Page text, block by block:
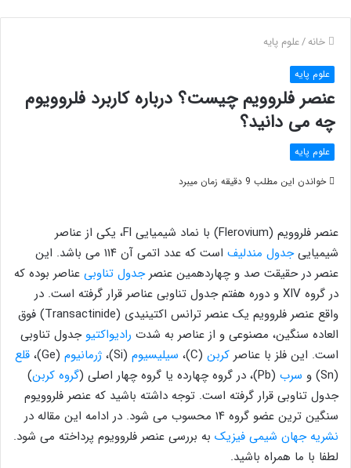
خانه/علوم پایه
علوم پایه
عنصر فلروویم چیست؟ درباره کاربرد فلروویوم
چه می دانید؟
علوم پایه
خواندن این مطلب 9 دقیقه زمان میبرد
عنصر فلروویم (Flerovium) با نماد شیمیایی Fl، یکی از عناصر
شیمیاییجدول مندلیف
است که عدد اتمی آن ۱۱۴ می باشد. این
عنصر در حقیقت صد و چهاردهمین عنصرجدول تناوبی عناصر بوده که
در گروه XIV و دوره هفتم جدول تناوبی عناصر قرار گرفته است. در
واقع عنصر فلروویم یک عنصر ترانس اکتینیدی (Transactinide) فوق
العاده سنگین، مصنوعی و از عناصر به شدت راديواكتيو جدول تناوبی
است. این فلز با عناصر کربن (C)، سیلیسیوم (Si)، ژرمانیوم (Ge)،
قلع
(Sn) و
سرب (Pb)، در گروه چهارده یا گروه چهار اصلی ( گروه کربن)
جدول تناوبی قرار گرفته است. توجه داشته باشید که عنصر فلروویوم
سنگین ترین عضو گروه ۱۴ محسوب می شود. در ادامه این مقاله در
نشریه جهان شیمی فیزیک به بررسی عنصر فلروویوم پرداخته می شود.
لطفا با ما همراه باشید.